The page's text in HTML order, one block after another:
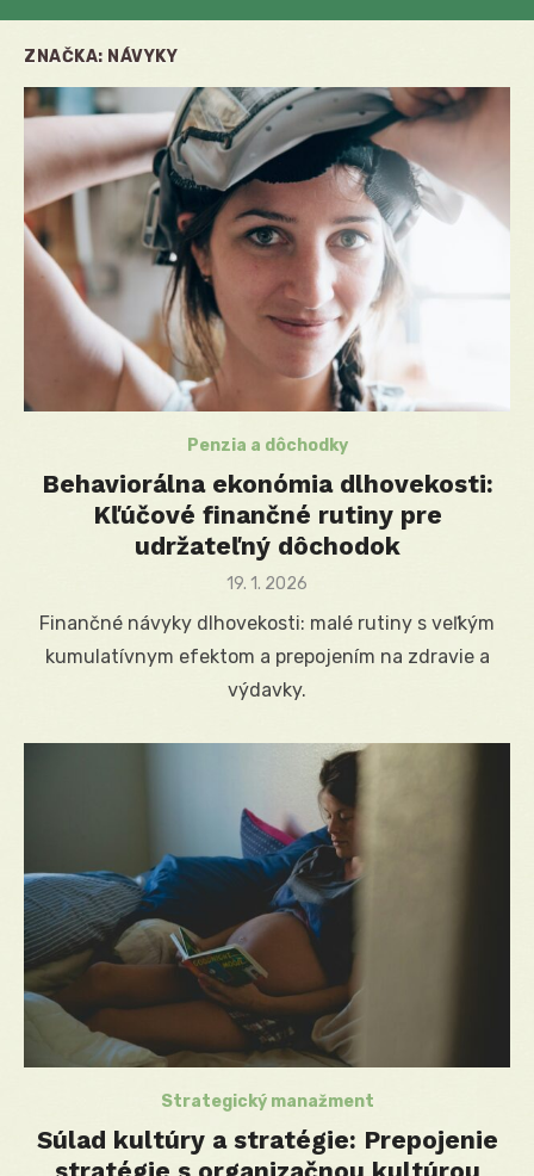
ZNAČKA: NÁVYKY
Penzia a dôchodky
Behaviorálna ekonómia dlhovekosti:
Kľúčové finančné rutiny pre
udržateľný dôchodok
Posted
19. 1. 2026
Finančné návyky dlhovekosti: malé rutiny s veľkým
kumulatívnym efektom a prepojením na zdravie a
výdavky.
Strategický manažment
Súlad kultúry a stratégie: Prepojenie